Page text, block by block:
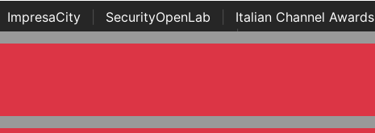
ImpresaCity SecurityOpenLab Italian Channel Awards
Awards | ...